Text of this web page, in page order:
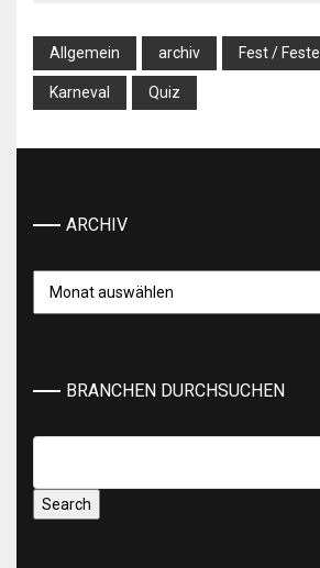
Allgemein archiv Fest / Feste
Karneval Quiz
ARCHIV
BRANCHEN DURCHSUCHEN